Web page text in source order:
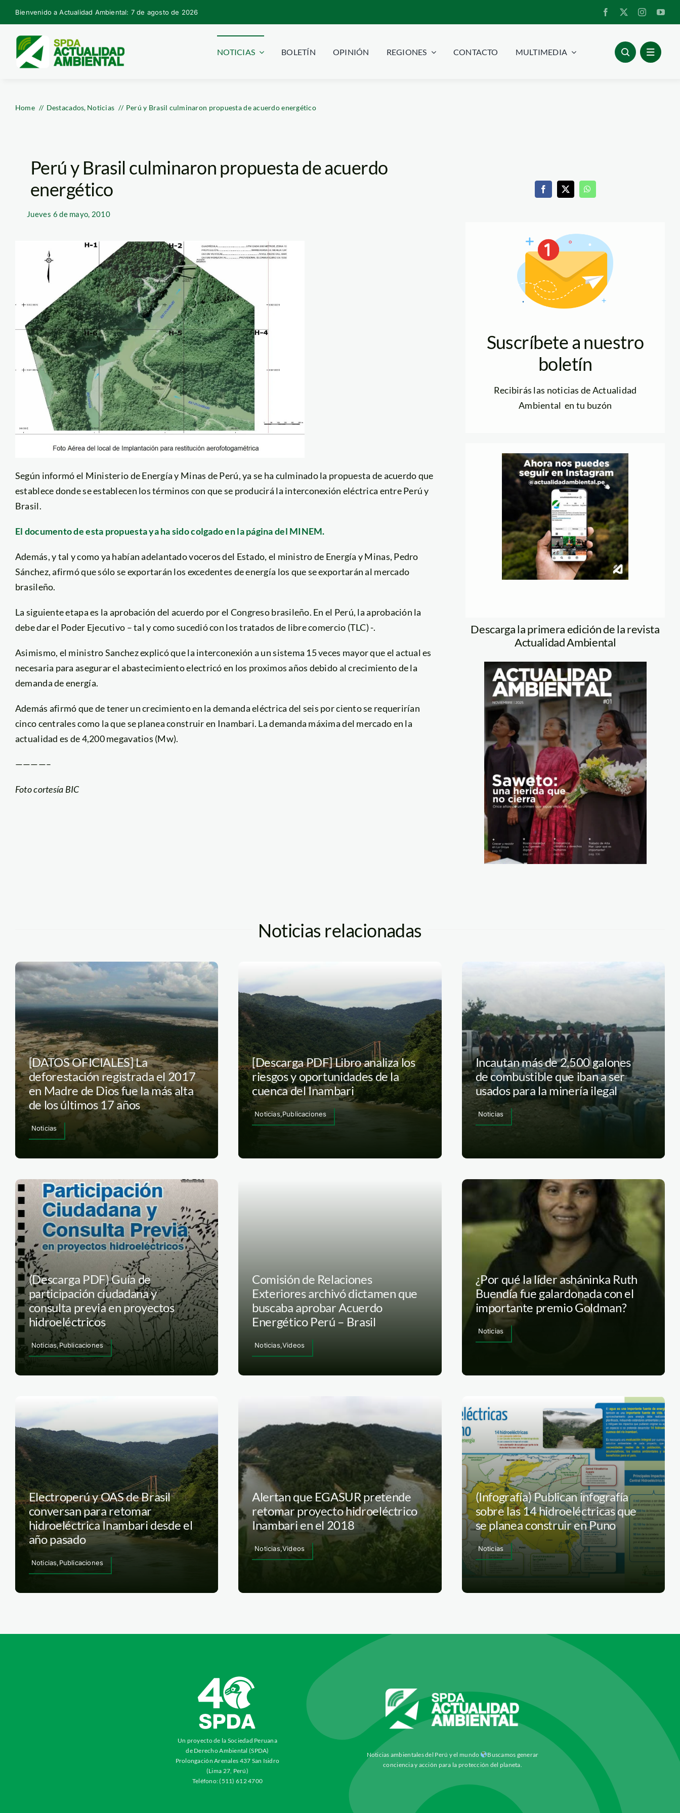
Skip
to
content
Bienvenido a Actualidad Ambiental: 7 de agosto de 2026
NOTICIAS BOLETÍN OPINIÓN REGIONES CONTACTO MULTIMEDIA
Home Destacados Noticias Perú y Brasil culminaron propuesta de acuerdo energético
Perú y Brasil culminaron propuesta de acuerdo
energético
Jueves 6 de mayo, 2010
Según informó el Ministerio de Energía y Minas de Perú, ya se ha culminado la propuesta de acuerdo que
establece donde se establecen los términos con que se producirá la interconexión eléctrica entre Perú y
Brasil.
El documento de esta propuesta ya ha sido colgado en la página del MINEM.
Además, y tal y como ya habían adelantado voceros del Estado, el ministro de Energía y Minas, Pedro
Sánchez, afirmó que sólo se exportarán los excedentes de energía los que se exportarán al mercado
brasileño.
La siguiente etapa es la aprobación del acuerdo por el Congreso brasileño. En el Perú, la aprobación la
debe dar el Poder Ejecutivo – tal y como sucedió con los tratados de libre comercio (TLC) -.
Asimismo, el ministro Sanchez explicó que la interconexión a un sistema 15 veces mayor que el actual es
necesaria para asegurar el abastecimiento electricó en los proximos años debido al crecimiento de la
demanda de energía.
Además afirmó que de tener un crecimiento en la demanda eléctrica del seis por ciento se requerirían
cinco centrales como la que se planea construir en Inambari. La demanda máxima del mercado en la
actualidad es de 4,200 megavatios (Mw).
————–
Foto cortesía BIC
Suscríbete a nuestro
boletín
Recibirás las noticias de Actualidad
Ambiental en tu buzón
Descarga la primera edición de la revista
Actualidad Ambiental
Noticias relacionadas
[DATOS OFICIALES] La
deforestación registrada el 2017
en Madre de Dios fue la más alta
de los últimos 17 años
Noticias
[Descarga PDF] Libro analiza los
riesgos y oportunidades de la
cuenca del Inambari
Noticias,Publicaciones
Incautan más de 2,500 galones
de combustible que iban a ser
usados para la minería ilegal
Noticias
(Descarga PDF) Guía de
participación ciudadana y
consulta previa en proyectos
hidroeléctricos
Noticias,Publicaciones
Comisión de Relaciones
Exteriores archivó dictamen que
buscaba aprobar Acuerdo
Energético Perú – Brasil
Noticias,Videos
¿Por qué la líder asháninka Ruth
Buendía fue galardonada con el
importante premio Goldman?
Noticias
Electroperú y OAS de Brasil
conversan para retomar
hidroeléctrica Inambari desde el
año pasado
Noticias,Publicaciones
Alertan que EGASUR pretende
retomar proyecto hidroeléctrico
Inambari en el 2018
Noticias,Videos
(Infografía) Publican infografía
sobre las 14 hidroeléctricas que
se planea construir en Puno
Noticias
Un proyecto de la Sociedad Peruana
de Derecho Ambiental (SPDA)
Prolongación Arenales 437 San Isidro
(Lima 27, Perú)
Teléfono: (511) 612 4700
Noticias ambientales del Perú y el mundo
Buscamos generar
conciencia y acción para la protección del planeta.